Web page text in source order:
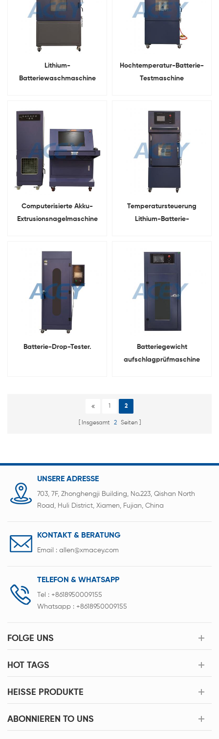
Lithium-
Batteriewaschmaschine
Hochtemperatur-Batterie-
Testmaschine
Computerisierte Akku-
Extrusionsnagelmaschine
Temperatursteuerung
Lithium-Batterie-
Batterie-Drop-Tester.
Batteriegewicht
aufschlagprüfmaschine
1 2
Insgesamt 2 Seiten
UNSERE ADRESSE
703, 7F, Zhonghengji Building, No.223, Qishan North
Road, Huli District, Xiamen, Fujian, China
KONTAKT & BERATUNG
Email : allen@xmacey.com
TELEFON & WHATSAPP
Tel : +8618950009155
Whatsapp : +8618950009155
FOLGE UNS
HOT TAGS
HEISSE PRODUKTE
ABONNIEREN TO UNS